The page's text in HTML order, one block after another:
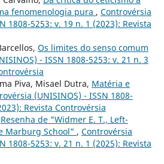
fenomenologia pura , Controvérsia
1808-5253: v. 19 n. 1 (2023): Revista
Os limites do senso comum
- ISSN 1808-5253: v. 21 n. 3
Piva, Misael Dutra, Matéria e
(UNISINOS) - ISSN 1808-
Revista Controvérsia
Resenha de "Widmer E. T., Left-
Marburg School" , Controvérsia
1808-5253: v. 21 n. 1 (2025): Revista